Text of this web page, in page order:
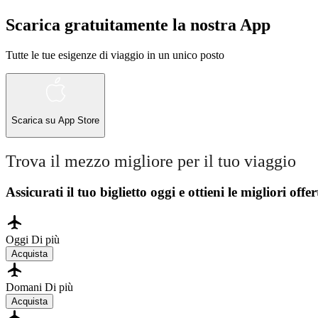
Scarica gratuitamente la nostra App
Tutte le tue esigenze di viaggio in un unico posto
Scarica su App Store
Trova il mezzo migliore per il tuo viaggio
Assicurati il ​​tuo biglietto oggi e ottieni le migliori
Oggi Di più
Acquista
Domani Di più
Acquista